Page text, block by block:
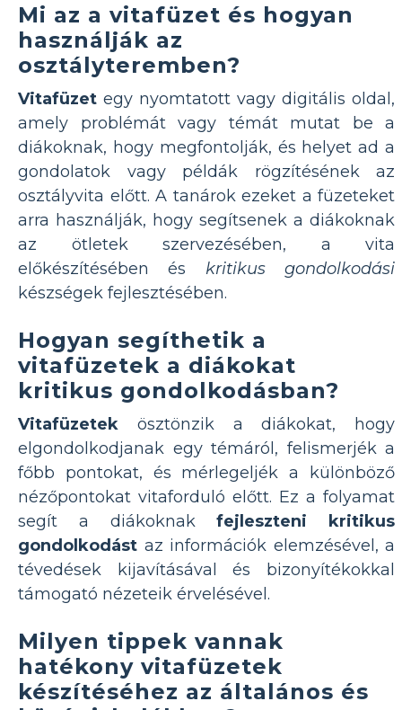
Mi az a vitafüzet és hogyan
használják az
osztályteremben?
Vitafüzet egy nyomtatott vagy digitális oldal,
amely problémát vagy témát mutat be a
diákoknak, hogy megfontolják, és helyet ad a
gondolatok vagy példák rögzítésének az
osztályvita előtt. A tanárok ezeket a füzeteket
arra használják, hogy segítsenek a diákoknak
az ötletek szervezésében, a vita
előkészítésében és kritikus gondolkodási
készségek fejlesztésében.
Hogyan segíthetik a
vitafüzetek a diákokat
kritikus gondolkodásban?
Vitafüzetek ösztönzik a diákokat, hogy
elgondolkodjanak egy témáról, felismerjék a
főbb pontokat, és mérlegeljék a különböző
nézőpontokat vitaforduló előtt. Ez a folyamat
segít a diákoknakfejleszteni kritikus
gondolkodást az információk elemzésével, a
tévedések kijavításával és bizonyítékokkal
támogató nézeteik érvelésével.
Milyen tippek vannak
hatékony vitafüzetek
készítéséhez az általános és